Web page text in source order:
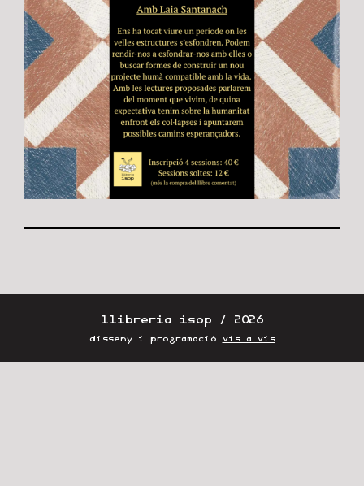
llibreria isop / 2026
disseny i programació vis a vis